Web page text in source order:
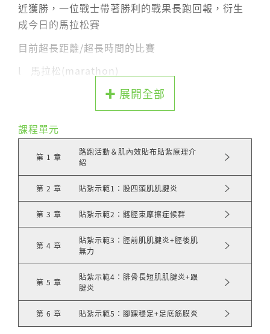
近獲勝，一位戰士帶著勝利的戰果長跑回報，衍生
成今日的馬拉松賽
目前超長距離/超長時間的比賽
l 馬拉松(marathon)
l 超級馬拉松(ultra-marathon)
下肢不適是長時間作慢跑運動的選手主要的問題
小腿出現問題的機會最高，踝關節和膝關節次之，
且主要是小腿的抽筋問題
另一項美國馬拉松選手的追蹤研究發現…下肢傷害
仍是最常見的問題
最常見的傷害部位是小腿及膝關節
小腿受傷的預後情形相對較佳，而有非肌肉骨骼的
問題則預後情形不好
你會學到 :
✚ 展開全部
課程單元
第 1 章
路跑活動＆肌內效貼布貼紮原理介
紹
第 2 章 貼紮示範1：股四頭肌肌腱炎
第 3 章 貼紮示範2：髂脛束摩擦症候群
第 4 章
貼紮示範3：脛前肌肌腱炎+脛後肌
無力
第 5 章
貼紮示範4：腓骨長短肌肌腱炎+跟
腱炎
第 6 章 貼紮示範5：腳踝穩定+足底筋膜炎